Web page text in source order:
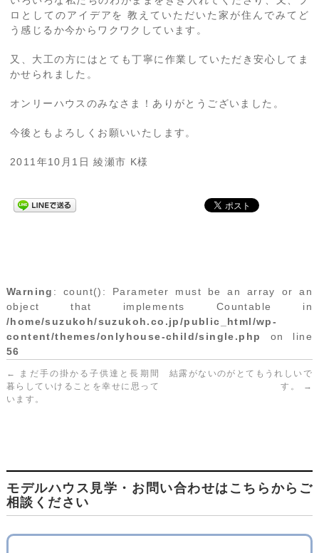
ロとしてのアイデアを 教えていただいた家が住んでみてど
う感じるか今からワクワクしています。
又、大工の方にはとても丁寧に作業していただき安心してま
かせられました。
オンリーハウスのみなさま！ありがとうございました。
今後ともよろしくお願いいたします。
2011年10月1日 綾瀬市 K様
Warning : count(): Parameter must be an array or an
object that implements Countable in
/home/suzukoh/suzukoh.co.jp/public_html/wp-
content/themes/onlyhouse-child/single.php
on line
56
←
まだ手の掛かる子供達と長期間
暮らしていけることを幸せに思って
います。
結露がないのがとてもうれしいで
す。
→
モデルハウス見学・お問い合わせはこちらからご
相談ください